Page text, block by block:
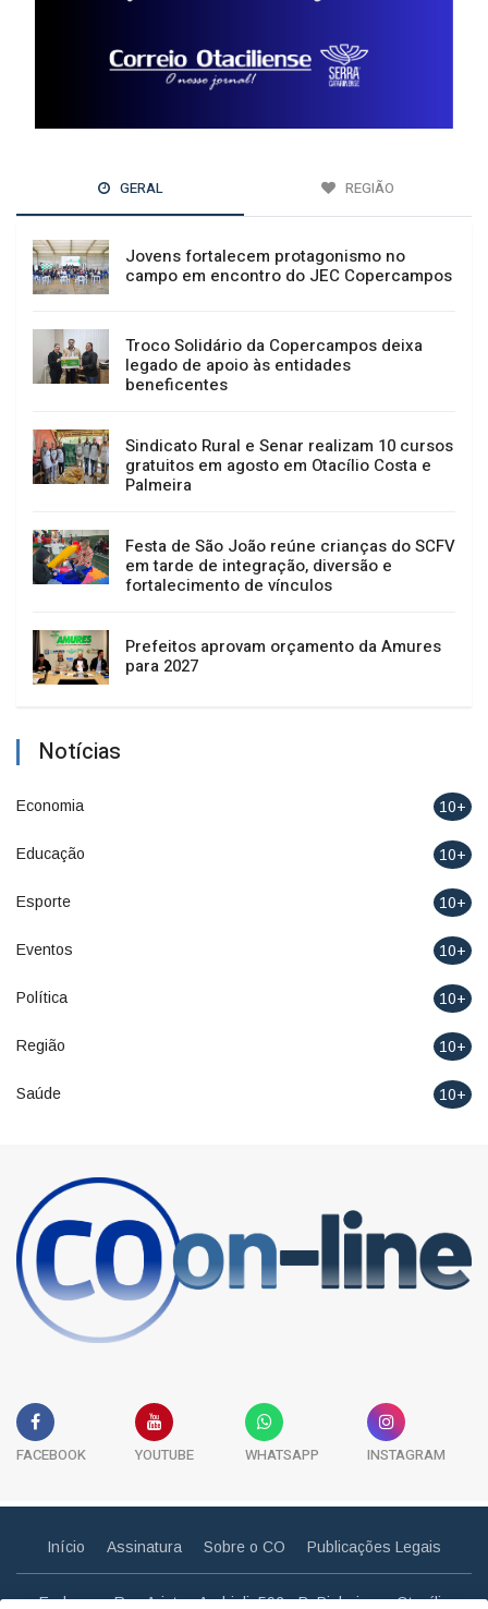
GERAL REGIÃO
Jovens fortalecem protagonismo no
campo em encontro do JEC Copercampos
Troco Solidário da Copercampos deixa
legado de apoio às entidades
beneficentes
Sindicato Rural e Senar realizam 10 cursos
gratuitos em agosto em Otacílio Costa e
Palmeira
Festa de São João reúne crianças do SCFV
em tarde de integração, diversão e
fortalecimento de vínculos
Prefeitos aprovam orçamento da Amures
para 2027
Notícias
Economia 10+
Educação 10+
Esporte 10+
Eventos 10+
Política 10+
Região 10+
Saúde 10+
FACEBOOK YOUTUBE WHATSAPP INSTAGRAM
Início Assinatura Sobre o CO Publicações Legais
Endereço: Rua Aristeu Andrioli, 592 - B. Pinheiros - Otacílio